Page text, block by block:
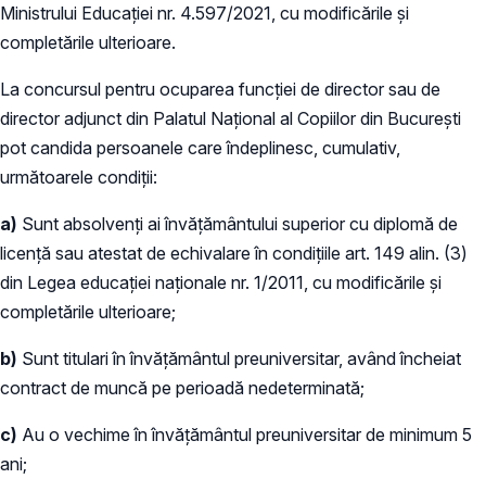
Ministrului Educației nr. 4.597/2021, cu modificările și
completările ulterioare.
La concursul pentru ocuparea funcţiei de director sau de
director adjunct din Palatul Național al Copiilor din București
pot candida persoanele care îndeplinesc, cumulativ,
următoarele condiţii:
a) Sunt absolvenţi ai învăţământului superior cu diplomă de
licenţă sau atestat de echivalare în condiţiile art. 149 alin. (3)
din Legea educaţiei naţionale nr. 1/2011, cu modificările şi
completările ulterioare;
b) Sunt titulari în învăţământul preuniversitar, având încheiat
contract de muncă pe perioadă nedeterminată;
c) Au o vechime în învăţământul preuniversitar de minimum 5
ani;